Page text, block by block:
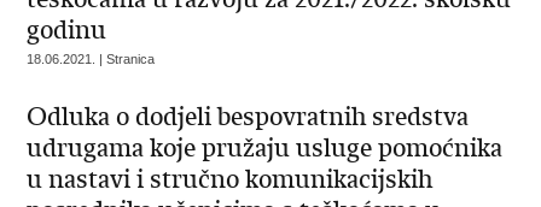
godinu
18.06.2021. | Stranica
Odluka o dodjeli bespovratnih sredstva
udrugama koje pružaju usluge pomoćnika
u nastavi i stručno komunikacijskih